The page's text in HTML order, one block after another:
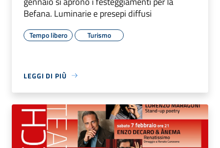
Befana. Luminarie e presepi diffusi
Tempo libero Turismo
LEGGI DI PIÙ